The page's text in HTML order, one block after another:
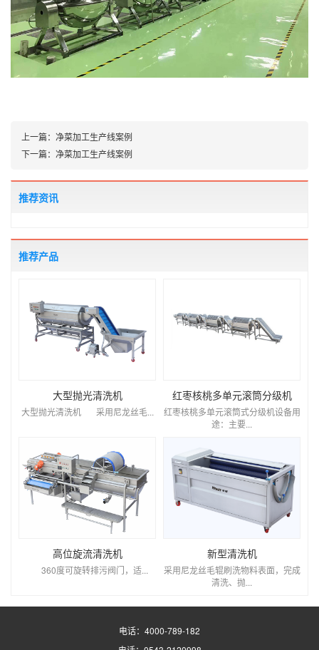
上一篇： 净菜加工生产线案例
下一篇： 净菜加工生产线案例
推荐资讯
推荐产品
大型抛光清洗机
大型抛光清洗机 采用尼龙丝毛...
红枣核桃多单元滚筒分级机
红枣核桃多单元滚筒式分级机设备用
途：主要...
高位旋流清洗机
360度可旋转排污阀门，适...
新型清洗机
采用尼龙丝毛辊刷洗物料表面，完成
清洗、抛...
电话：4000-789-182